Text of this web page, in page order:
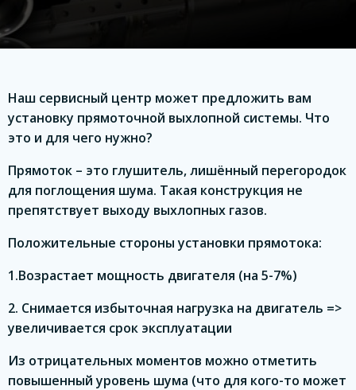
Наш сервисный центр может предложить вам
установку прямоточной выхлопной системы. Что
это и для чего нужно?
Прямоток – это глушитель, лишённый перегородок
для поглощения шума. Такая конструкция не
препятствует выходу выхлопных газов.
Положительные стороны установки прямотока:
1.Возрастает мощность двигателя (на 5-7%)
2. Снимается избыточная нагрузка на двигатель =>
увеличивается срок эксплуатации
Из отрицательных моментов можно отметить
повышенный уровень шума (что для кого-то может